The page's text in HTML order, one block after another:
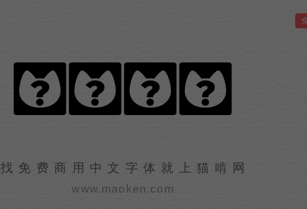
漓雨手书
找免费商用中文字体就上猫啃网
www.maoken.com